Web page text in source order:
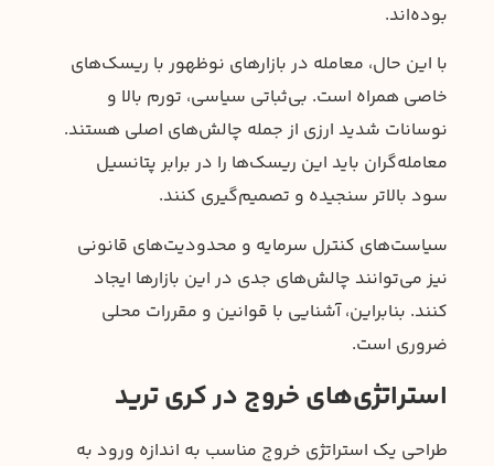
بوده‌اند.
با این حال، معامله در بازارهای نوظهور با ریسک‌های
خاصی همراه است. بی‌ثباتی سیاسی، تورم بالا و
نوسانات شدید ارزی از جمله چالش‌های اصلی هستند.
معامله‌گران باید این ریسک‌ها را در برابر پتانسیل
سود بالاتر سنجیده و تصمیم‌گیری کنند.
سیاست‌های کنترل سرمایه و محدودیت‌های قانونی
نیز می‌توانند چالش‌های جدی در این بازارها ایجاد
کنند. بنابراین، آشنایی با قوانین و مقررات محلی
ضروری است.
استراتژی‌های خروج در کری ترید
طراحی یک استراتژی خروج مناسب به اندازه ورود به